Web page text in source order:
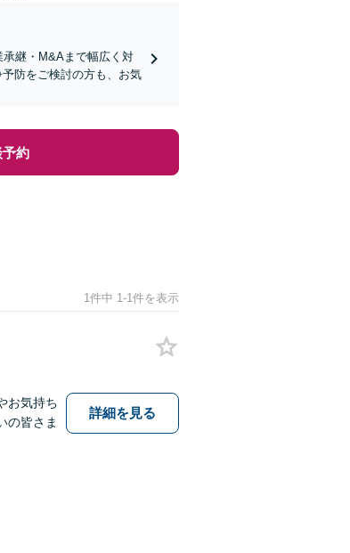
承継・M&Aまで幅広く対
防をご検討の方も、お気
予約
1件中 1-1件を表示
お気持ち
の皆さま
詳細を見る